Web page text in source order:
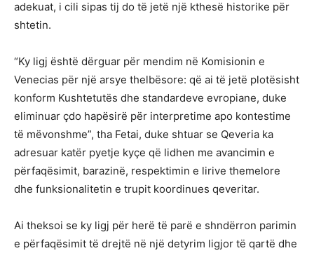
adekuat, i cili sipas tij do të jetë një kthesë historike për
shtetin.
“Ky ligj është dërguar për mendim në Komisionin e
Venecias për një arsye thelbësore: që ai të jetë plotësisht
konform Kushtetutës dhe standardeve evropiane, duke
eliminuar çdo hapësirë për interpretime apo kontestime
të mëvonshme”, tha Fetai, duke shtuar se Qeveria ka
adresuar katër pyetje kyçe që lidhen me avancimin e
përfaqësimit, barazinë, respektimin e lirive themelore
dhe funksionalitetin e trupit koordinues qeveritar.
Ai theksoi se ky ligj për herë të parë e shndërron parimin
e përfaqësimit të drejtë në një detyrim ligjor të qartë dhe